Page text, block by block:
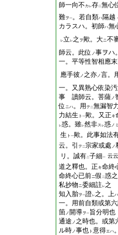
師一向不 カ レ存二無心
難ヲ一。若自類ハ隔越
カラスハ。初師ハ無
レ立 レ之 ヲ歟。大ニ不
師云。此位 ノ事ヲハ
一。平等性智相應
應手彼 ノ 之亦ノ言。
一。又異熟心依染
事 讀師云。菩薩ノ
位 ニハ。用 テ二無漏智
力結生 ト 一歟。又正キ
レ惑。雖レ然非ス レ惑ノ
生 ト 一歟。此事如法
云。引
テ二宗家或處 ノ
リ。誠有二子細一 云云
道之釋也。正キ命終
命終心已前ニ假 二惑
私抄物ニ委細註 レ之
知入胎ヲ一證レ之。上ハ
一。用前自類或第
箇ノ 開導ヲ一 旨分明
通途 ノ 之時也。或第
ル時ノ事也 ト 意得エハ